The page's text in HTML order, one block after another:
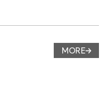
업무분야
MORE